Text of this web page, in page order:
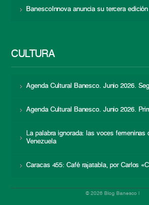
BanescoInnova anuncia su tercera edición
CULTURA
Agenda Cultural Banesco. Junio 2026.
Agenda Cultural Banesco. Junio 2026.
La palabra ignorada: las voces femeninas
Venezuela
Caracas 455: Café rajatabla, por Carlos
© 2026 Blog Banesco |